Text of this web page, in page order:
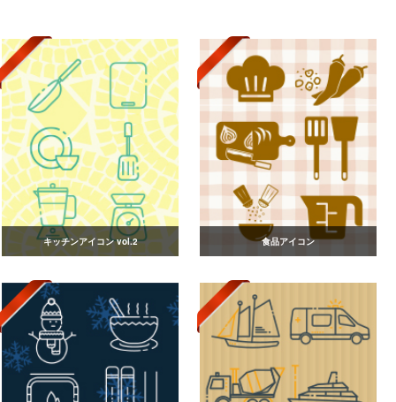
キッチンアイコン vol.2 食品アイコン